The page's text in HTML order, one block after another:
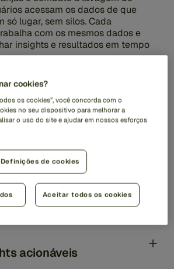
acessam os dados de que
só lugar, sem silos. Cada
com os mesmos dados e
insights e resultados em tempo
de risco em todos os canais
estratégias de detecção em todas
e casos de uso. Alertas de ação
padrão, aumentando a eficácia do
acionáveis
cookies?
os cookies”, você concorda com o
no seu dispositivo para melhorar a
o uso do site e ajudar em nossos esforços
Definições de cookies
Aceitar todos os cookies